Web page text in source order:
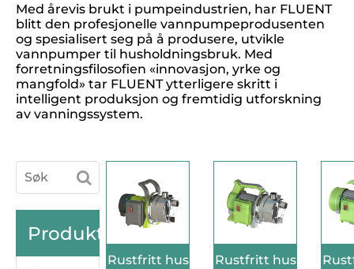
Med årevis brukt i pumpeindustrien, har FLUENT
blitt den profesjonelle vannpumpeprodusenten
og spesialisert seg på å produsere, utvikle
vannpumper til husholdningsbruk. Med
forretningsfilosofien «innovasjon, yrke og
mangfold» tar FLUENT ytterligere skritt i
intelligent produksjon og fremtidig utforskning
av vanningssystem.
Produkter
Rustfritt hus
Rustfritt hus